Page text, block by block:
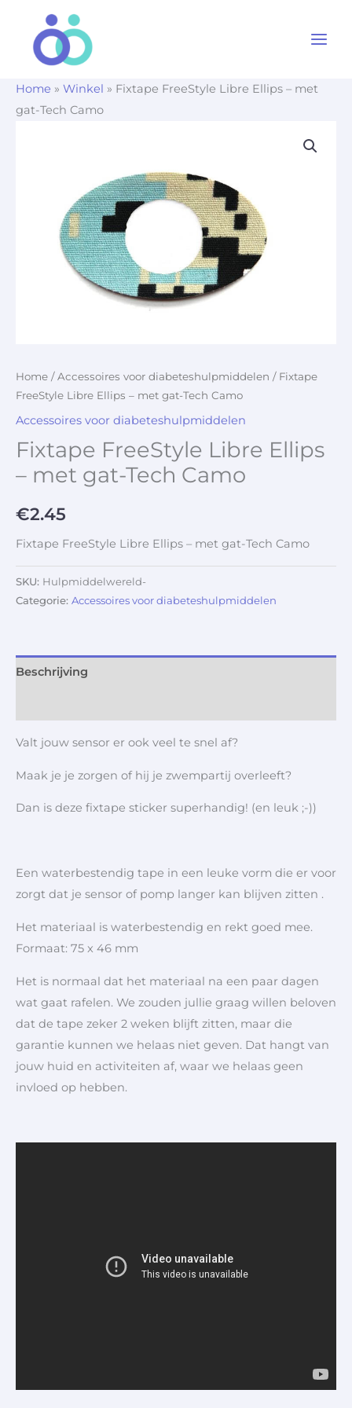
Home » Winkel » Fixtape FreeStyle Libre Ellips – met
gat-Tech Camo
Home /Accessoires voor diabeteshulpmiddelen / Fixtape
FreeStyle Libre Ellips – met gat-Tech Camo
Accessoires voor diabeteshulpmiddelen
Fixtape FreeStyle Libre Ellips
– met gat-Tech Camo
€2.45
Fixtape FreeStyle Libre Ellips – met gat-Tech Camo
SKU: Hulpmiddelwereld-
Categorie: Accessoires voor diabeteshulpmiddelen
Beschrijving
Valt jouw sensor er ook veel te snel af?
Maak je je zorgen of hij je zwempartij overleeft?
Dan is deze fixtape sticker superhandig! (en leuk ;-))
Een waterbestendig tape in een leuke vorm die er voor
zorgt dat je sensor of pomp langer kan blijven zitten .
Het materiaal is waterbestendig en rekt goed mee.
Formaat: 75 x 46 mm
Het is normaal dat het materiaal na een paar dagen
wat gaat rafelen. We zouden jullie graag willen beloven
dat de tape zeker 2 weken blijft zitten, maar die
garantie kunnen we helaas niet geven. Dat hangt van
jouw huid en activiteiten af, waar we helaas geen
invloed op hebben.